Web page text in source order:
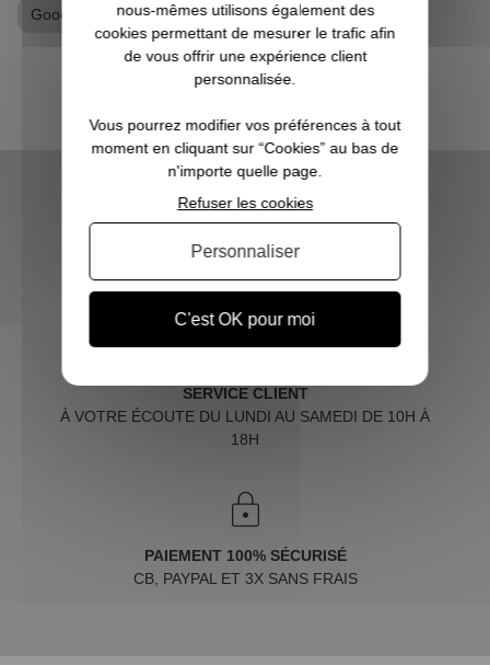
Goodies Naruto T-shirt geek Tshirt Naruto
LIVRAISON RAPIDE
OFFERTE DÈS 70€
SERVICE CLIENT
À VOTRE ÉCOUTE DU LUNDI AU SAMEDI DE 10H À
18H
PAIEMENT 100% SÉCURISÉ
CB, PAYPAL ET 3X SANS FRAIS
nous-mêmes utilisons également des
cookies permettant de mesurer le trafic afin
de vous offrir une expérience client
personnalisée.
Vous pourrez modifier vos préférences à tout
moment en cliquant sur “Cookies” au bas de
n'importe quelle page.
C'est OK pour moi
Refuser les cookies
Personnaliser